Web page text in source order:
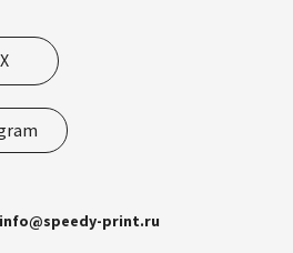
info@speedy-print.ru